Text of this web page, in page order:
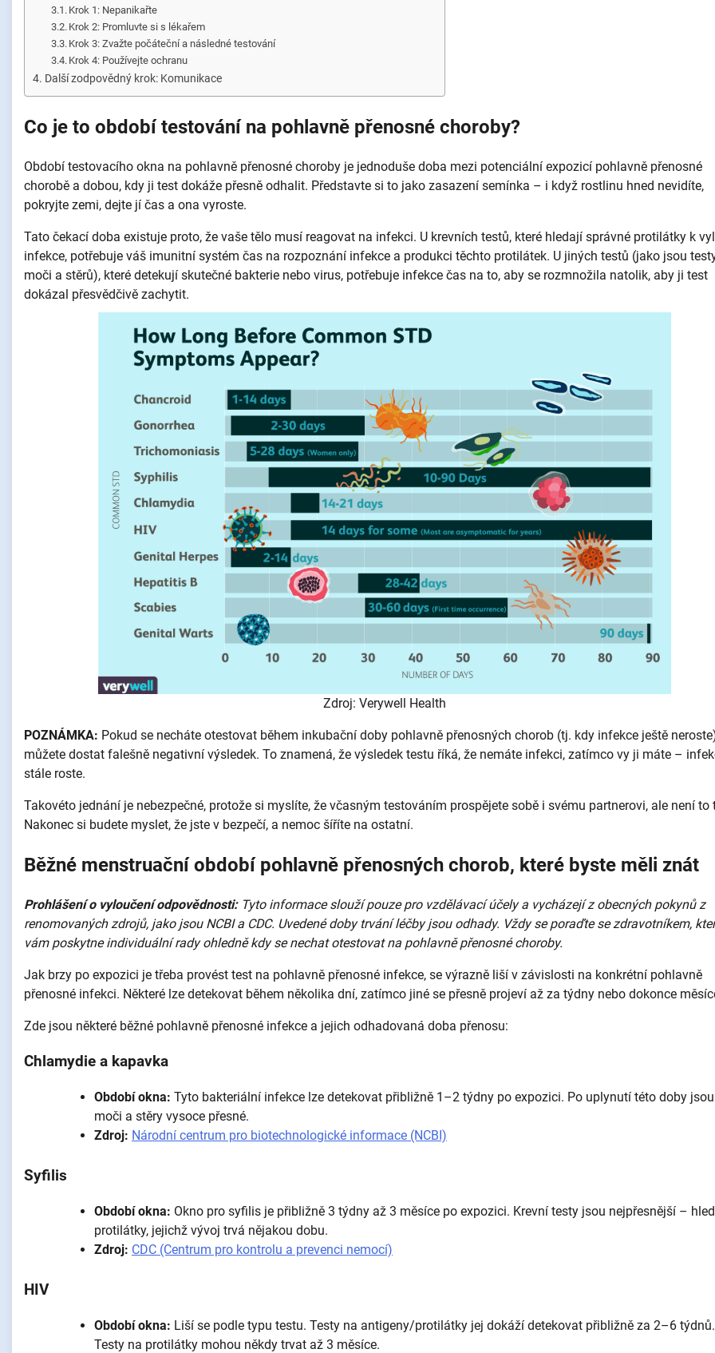
Krok 1: Nepanikařte
Krok 2: Promluvte si s lékařem
Krok 3: Zvažte počáteční a následné testování
Krok 4: Používejte ochranu
Další zodpovědný krok: Komunikace
Co je to období testování na pohlavně přenosné choroby?
Období testovacího okna na pohlavně přenosné choroby je jednoduše doba mezi potenciální expozicí pohlavně přenosné
chorobě a dobou, kdy ji test dokáže přesně odhalit. Představte si to jako zasazení semínka – i když rostlinu hned nevidíte,
pokryjte zemi, dejte jí čas a ona vyroste.
Tato čekací doba existuje proto, že vaše tělo musí reagovat na infekci. U krevních testů, které hledají správné protilátky k
infekce, potřebuje váš imunitní systém čas na rozpoznání infekce a produkci těchto protilátek. U jiných testů (jako jsou
moči a stěrů), které detekují skutečné bakterie nebo virus, potřebuje infekce čas na to, aby se rozmnožila natolik, aby ji test
dokázal přesvědčivě zachytit.
Zdroj: Verywell Health
POZNÁMKA: Pokud se necháte otestovat během inkubační doby pohlavně přenosných chorob (tj. kdy infekce ještě
můžete dostat falešně negativní výsledek. To znamená, že výsledek testu říká, že nemáte infekci, zatímco vy ji máte –
stále roste.
Takovéto jednání je nebezpečné, protože si myslíte, že včasným testováním prospějete sobě i svému partnerovi, ale není to
Nakonec si budete myslet, že jste v bezpečí, a nemoc šíříte na ostatní.
Běžné menstruační období pohlavně přenosných chorob, které byste měli znát
Prohlášení o vyloučení odpovědnosti:Tyto informace slouží pouze pro vzdělávací účely a vycházejí z obecných pokynů z
renomovaných zdrojů, jako jsou NCBI a CDC. Uvedené doby trvání léčby jsou odhady. Vždy se poraďte se zdravotníkem,
vám poskytne individuální rady ohledněkdy se nechat otestovat na pohlavně přenosné choroby.
Jak brzy po expozici je třeba provést test na pohlavně přenosné infekce, se výrazně liší v závislosti na konkrétní pohlavně
přenosné infekci. Některé lze detekovat během několika dní, zatímco jiné se přesně projeví až za týdny nebo dokonce
Zde jsou některé běžné pohlavně přenosné infekce a jejich odhadovaná doba přenosu:
Chlamydie a kapavka
Období okna: Tyto bakteriální infekce lze detekovat přibližně 1–2 týdny po expozici. Po uplynutí této doby
moči a stěry vysoce přesné.
Zdroj: Národní centrum pro biotechnologické informace (NCBI)
Syfilis
Období okna: Okno pro syfilis je přibližně 3 týdny až 3 měsíce po expozici. Krevní testy jsou nejpřesnější –
protilátky, jejichž vývoj trvá nějakou dobu.
Zdroj: CDC (Centrum pro kontrolu a prevenci nemocí)
HIV
Období okna: Liší se podle typu testu. Testy na antigeny/protilátky jej dokáží detekovat přibližně za 2–6 týdnů.
Testy na protilátky mohou někdy trvat až 3 měsíce.